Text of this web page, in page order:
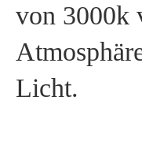
von 3000k
Licht.